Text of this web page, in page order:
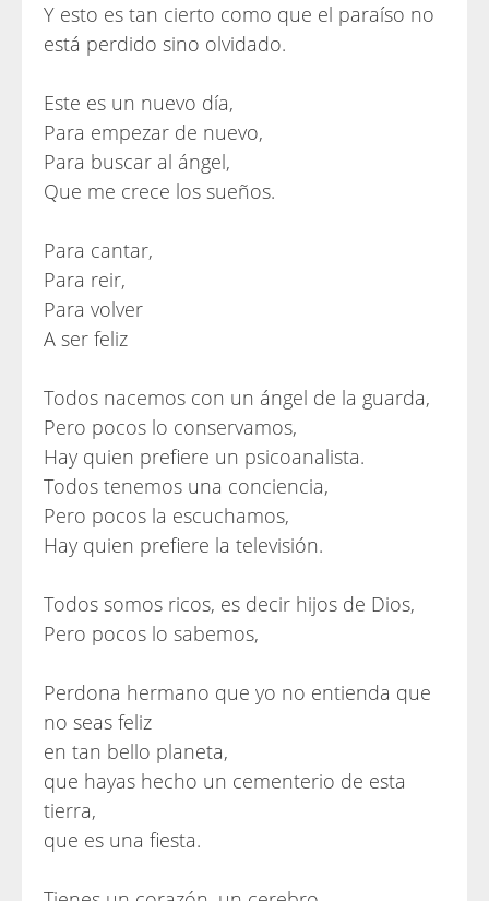
Y esto es tan cierto como que el paraíso no
está perdido sino olvidado.
Este es un nuevo día,
Para empezar de nuevo,
Para buscar al ángel,
Que me crece los sueños.
Para cantar,
Para reir,
Para volver
A ser feliz
Todos nacemos con un ángel de la guarda,
Pero pocos lo conservamos,
Hay quien prefiere un psicoanalista.
Todos tenemos una conciencia,
Pero pocos la escuchamos,
Hay quien prefiere la televisión.
Todos somos ricos, es decir hijos de Dios,
Pero pocos lo sabemos,
Perdona hermano que yo no entienda que
no seas feliz
en tan bello planeta,
que hayas hecho un cementerio de esta
tierra,
que es una fiesta.